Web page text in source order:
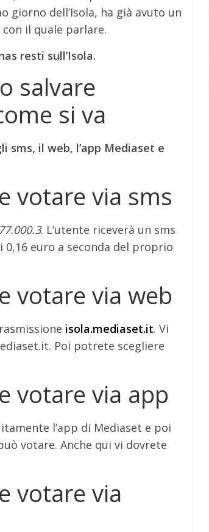
giorno dell’Isola, ha già avuto un
il quale parlare.
resti sull’Isola.
salvare
si va
sms, il web, l’app Mediaset e
votare via sms
. L’utente riceverà un sms
euro a seconda del proprio
votare via web
isola.mediaset.it. Vi
Poi potrete scegliere
votare via app
l’app di Mediaset e poi
votare. Anche qui vi dovrete
votare via